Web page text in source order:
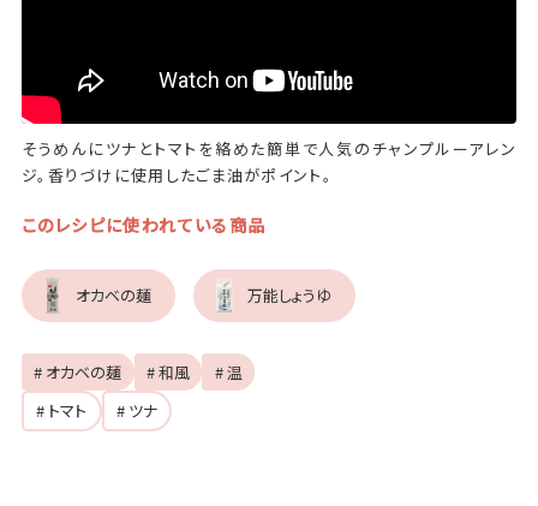
そうめんにツナとトマトを絡めた簡単で人気のチャンプルーアレン
ジ。香りづけに使用したごま油がポイント。
このレシピに使われている商品
オカベの麺 万能しょうゆ
# オカベの麺 # 和風
# 温
# トマト
# ツナ